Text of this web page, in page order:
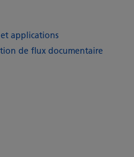
applications
de flux documentaire